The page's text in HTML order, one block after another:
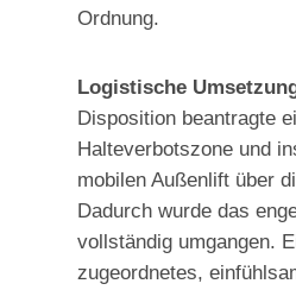
Ordnung.
Logistische
Disposition beantragte
Halteverbotszone und
mobilen Außenlift über
Dadurch wurde das
vollständig umgangen.
zugeordnetes,